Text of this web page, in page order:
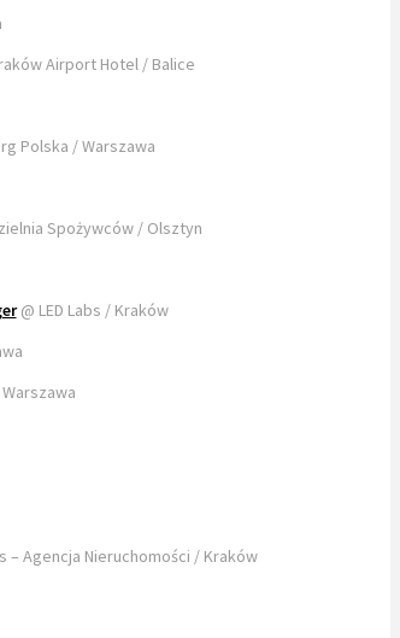
Airport Hotel / Balice
Polska / Warszawa
Spożywców / Olsztyn
@ LED Labs / Kraków
– Agencja Nieruchomości / Kraków